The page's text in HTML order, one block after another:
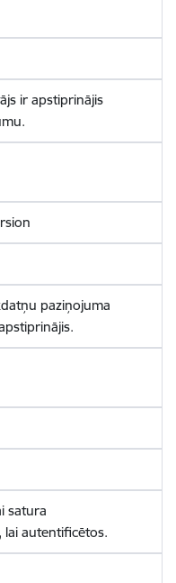
ir apstiprinājis
paziņojuma
satura
autentificētos.